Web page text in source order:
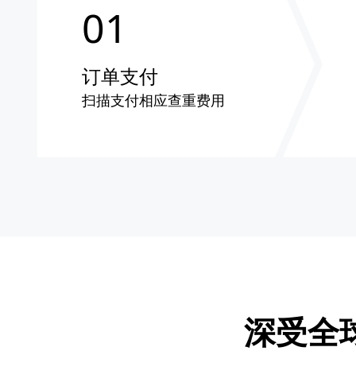
01
订单支付
扫描支付相应查重费用
深受全